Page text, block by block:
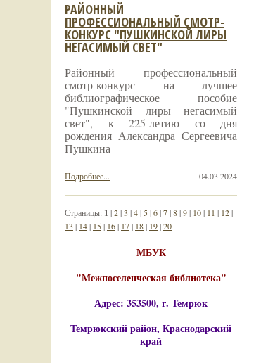
РАЙОННЫЙ
ПРОФЕССИОНАЛЬНЫЙ СМОТР-
КОНКУРС "ПУШКИНСКОЙ ЛИРЫ
НЕГАСИМЫЙ СВЕТ"
Районный профессиональный
смотр-конкурс на лучшее
библиографическое пособие
"Пушкинской лиры негасимый
свет", к 225-летию со дня
рождения Александра Сергеевича
Пушкина
04.03.2024
Подробнее...
Страницы: 1 |2|3 |4| 5|6|7|8|9| 10| 11 | 12|
13 | 14| 15| 16| 17| 18| 19|20
МБУК
"Межпоселенческая библиотека"
Адрес: 353500, г. Темрюк
Темрюкский район, Краснодарский
край